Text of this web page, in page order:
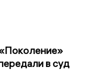
в суд